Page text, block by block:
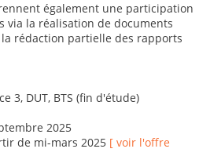
également une participation
via la réalisation de documents
rédaction partielle des rapports
3, DUT, BTS (fin d'étude)
2025
de mi-mars 2025 [ voir l'offre